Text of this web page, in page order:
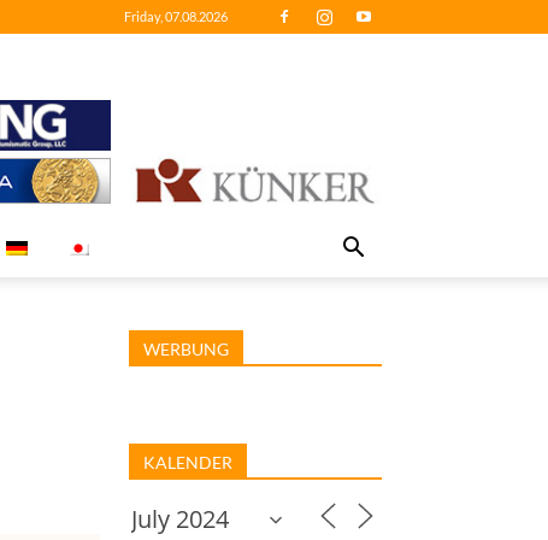
Friday, 07.08.2026
WERBUNG
KALENDER